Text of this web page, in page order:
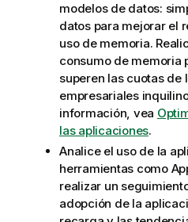
modelos de datos:
datos para mejorar el
uso de memoria.
consumo de memoria
superen las cuotas de
empresariales
información, vea
las aplicaciones.
Analice el uso de la
herramientas como
realizar un
adopción de la